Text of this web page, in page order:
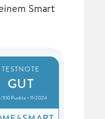
Smart
TESTNOTE
GUT
Punkte • 11/2024